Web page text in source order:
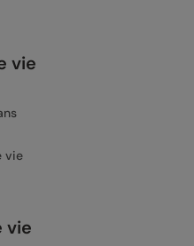
vie
vie
vie